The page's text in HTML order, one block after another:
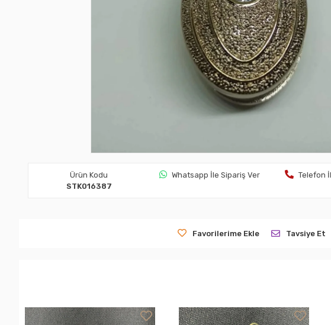
Ürün Kodu
STK016387
Whatsapp İle Sipariş Ver Telefon
Favorilerime Ekle Tavsiye Et